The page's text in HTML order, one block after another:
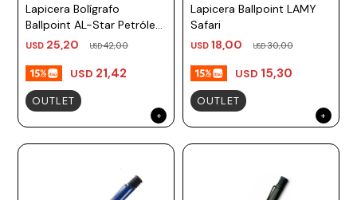
Lapicera Bolígrafo
Ballpoint AL-Star Petróleo
TM negro Lamy
USD 25,20 USD42,00
USD 21,42
OUTLET
Lapicera Ballpoint LAMY
Safari
USD 18,00 USD30,00
USD 15,30
OUTLET